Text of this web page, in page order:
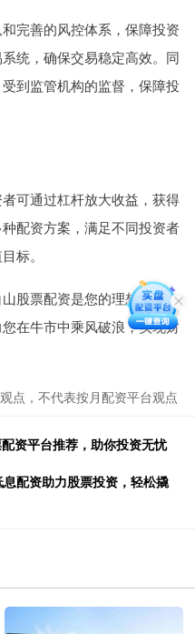
完善的风控体系，保障投资
统，确保交易稳定高效。同
到监管机构的监督，保障投
可通过杠杆放大收益，获得
配资方案，满足不同投资者
标。
股票配资是您的理想选择。
在牛市中乘风破浪，实现财
点，不代表按月配资平台观点
资平台推荐，助你投资无忧
配资助力股票投资，轻松撬